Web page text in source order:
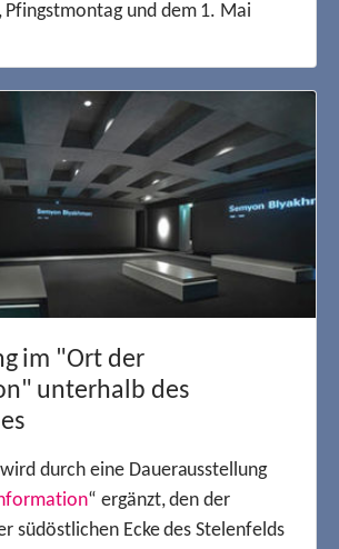
im "Ort der
unterhalb des
durch eine Dauerausstellung
“ ergänzt, den der
südöstlichen Ecke des Stelenfelds
und dem 1. Mai